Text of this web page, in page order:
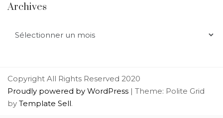
Archives
Copyright All Rights Reserved 2020
Proudly powered by WordPress | Theme: Polite Grid
by Template Sell.